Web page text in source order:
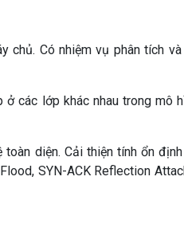
chủ. Có nhiệm vụ phân tích
các lớp khác nhau trong mô
diện. Cải thiện tính ổn
SYN-ACK Reflection